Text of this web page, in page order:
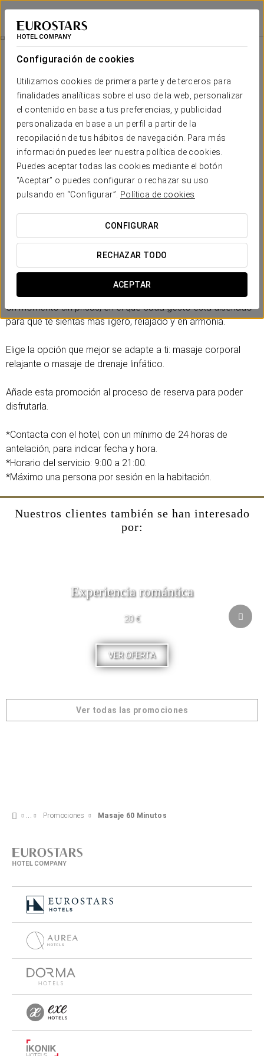
Configuración de cookies
Utilizamos cookies de primera parte y de terceros para
finalidades analíticas sobre el uso de la web, personalizar
el contenido en base a tus preferencias, y publicidad
personalizada en base a un perfil a partir de la
recopilación de tus hábitos de navegación. Para más
información puedes leer nuestra política de cookies.
Puedes aceptar todas las cookies mediante el botón
“Aceptar” o puedes configurar o rechazar su uso
pulsando en “Configurar”.
Política de cookies
CONFIGURAR
RECHAZAR TODO
ACEPTAR
Eurostars Centrum Alicante
ALICANTE
Masaje 60 Minutos
80 €
Masaje 60 minutos
Dedícate una hora solo para ti en el Eurostars Centrum
Alicante y desconecta del ritmo del día a día. Un masaje de
60 minutos pensado para liberar tensiones, relajar el cuerpo
en profundidad y ayudarte a recuperar el equilibrio durante tu
Un momento sin prisas, en el que cada gesto está diseñado
para que te sientas más ligero, relajado y en armonía.
Elige la opción que mejor se adapte a ti: masaje corporal
relajante o masaje de drenaje linfático.
Añade esta promoción al proceso de reserva para poder
disfrutarla.
*Contacta con el hotel, con un mínimo de 24 horas de
antelación, para indicar fecha y hora.
*Horario del servicio: 9:00 a 21:00.
*Máximo una persona por sesión en la habitación.
Nuestros clientes también se han interesado
por:
Experiencia romántica
20 €
VER OFERTA
Ver todas las promociones
Promociones Masaje 60 Minutos